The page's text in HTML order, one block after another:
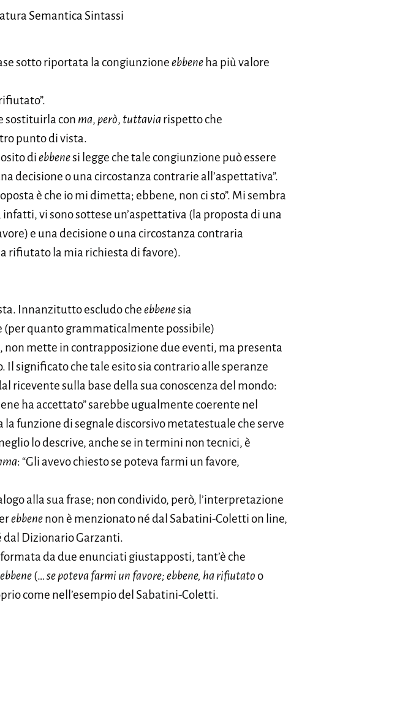
Semantica Sintassi
sotto riportata la congiunzioneebbene ha più valore
sostituirla con ma, però, tuttaviarispetto che
punto di vista.
diebbenesi legge che tale congiunzione può essere
decisione o una circostanza contrarie all’aspettativa”.
è che io mi dimetta; ebbene, non ci sto”. Mi sembra
vi sono sottese un’aspettativa (la proposta di una
e una decisione o una circostanza contraria
rifiutato la mia richiesta di favore).
Innanzitutto escludo cheebbenesia
(per quanto grammaticalmente possibile)
mette in contrapposizione due eventi, ma presenta
Il significato che tale esito sia contrario alle speranze
ricevente sulla base della sua conoscenza del mondo:
ha accettato” sarebbe ugualmente coerente nel
la funzione di segnale discorsivo metatestuale che serve
lo descrive, anche se in termini non tecnici, è
: “Gli avevo chiesto se poteva farmi un favore,
alla sua frase; non condivido, però, l’interpretazione
ebbenenon è menzionato né dal Sabatini-Coletti on line,
dal Dizionario Garzanti.
da due enunciati giustapposti, tant’è che
ebbene(…se poteva farmi un favore; ebbene, ha rifiutatoo
come nell’esempio del Sabatini-Coletti.